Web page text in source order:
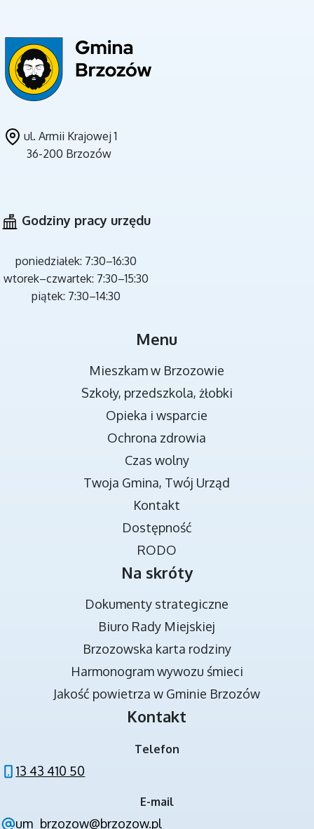
MIEJSCA REKREACJI
TRANSMISJA OBRAD RADY MIEJSKIEJ
DOKUMENTY STRATEGICZNE
BRZOZÓW - PROJEKT
ul. Armii Krajowej 1
36-200 Brzozów
Godziny pracy urzędu
poniedziałek: 7:30–16:30
wtorek–czwartek: 7:30–15:30
piątek: 7:30–14:30
Menu
Mieszkam w Brzozowie
Szkoły, przedszkola, żłobki
Opieka i wsparcie
Ochrona zdrowia
Czas wolny
Twoja Gmina, Twój Urząd
Kontakt
Dostępność
RODO
Na skróty
Dokumenty strategiczne
Biuro Rady Miejskiej
Brzozowska karta rodziny
Harmonogram wywozu śmieci
Jakość powietrza w Gminie Brzozów
Kontakt
Telefon
13 43 410 50
E-mail
um_brzozow@brzozow.pl